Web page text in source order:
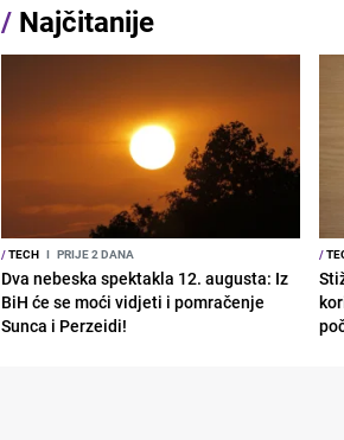
/ Najčitanije
/TECH I PRIJE 2 DANA
Dva nebeska spektakla 12. augusta: Iz
BiH će se moći vidjeti i pomračenje
Sunca i Perzeidi!
/